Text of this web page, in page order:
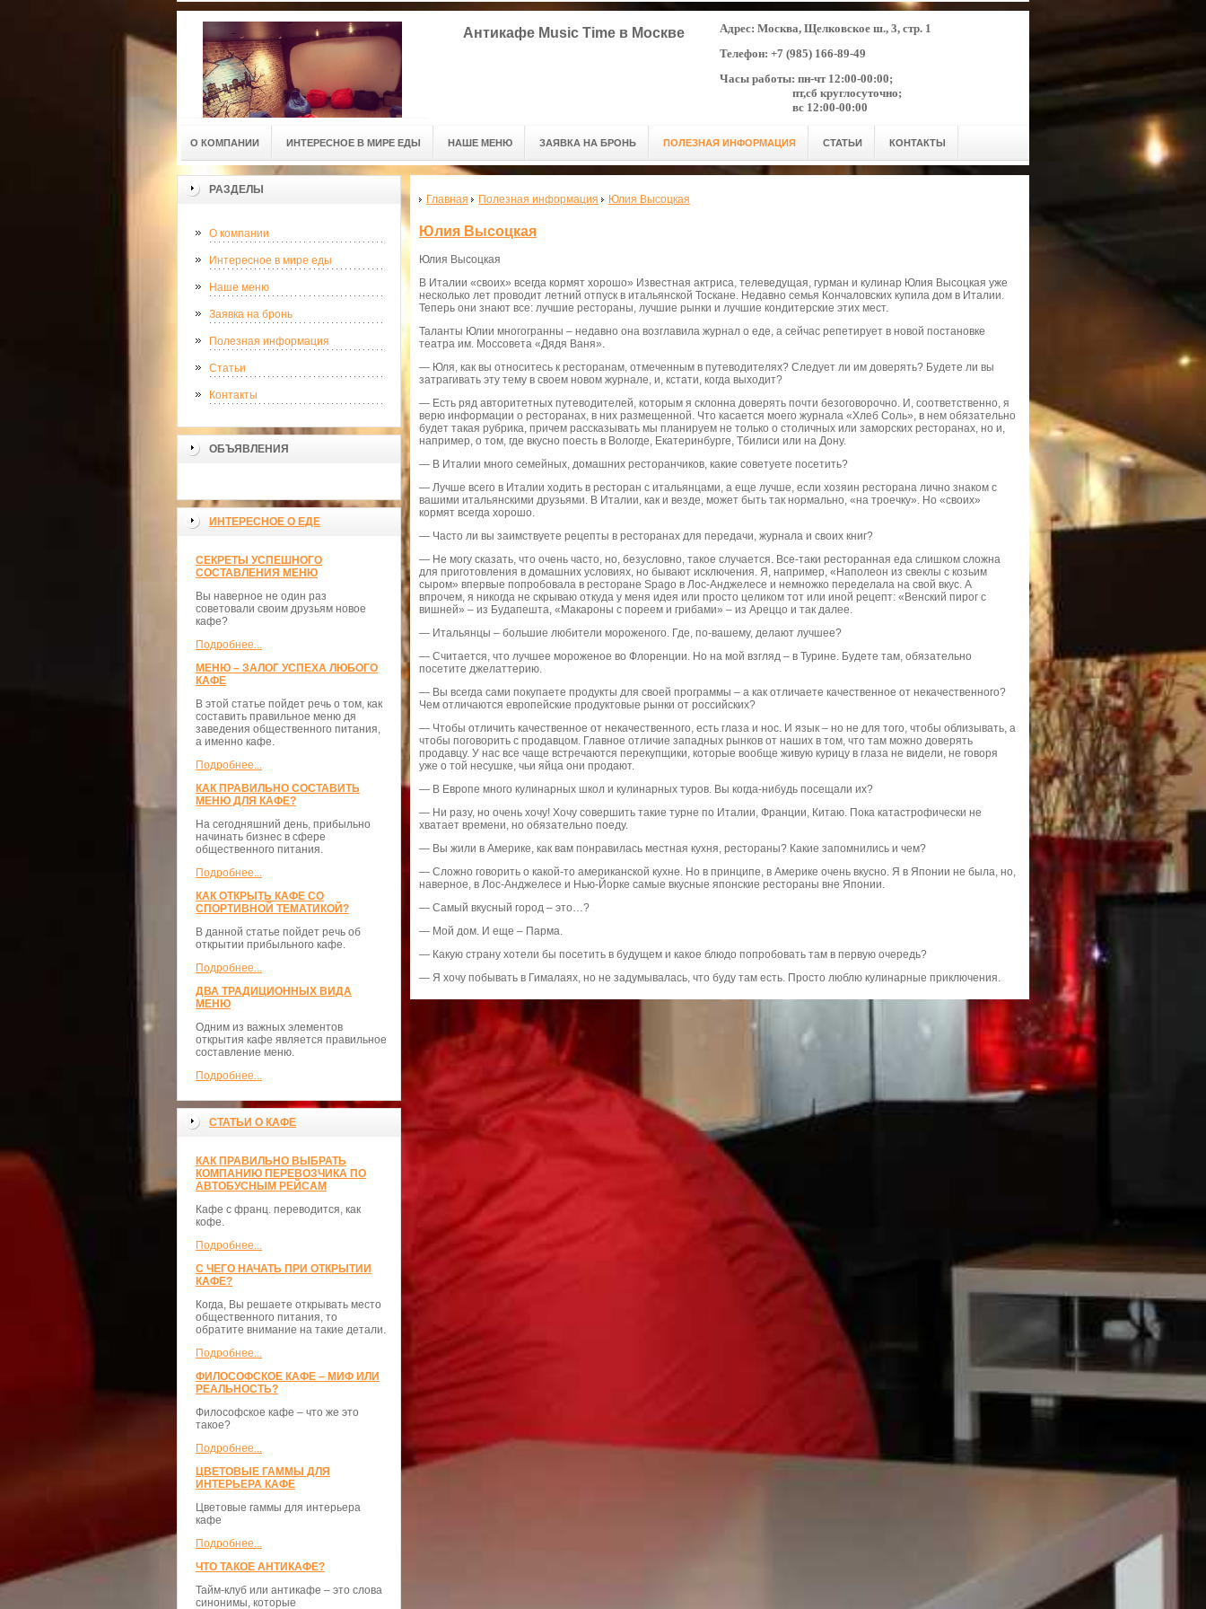
Антикафе Music Time в Москве
Адрес: Москва, Щелковское ш., 3, стр. 1
Телефон: +7 (985) 166-89-49
Часы работы: пн-чт 12:00-00:00;
пт,сб круглосуточно;
вс 12:00-00:00
О КОМПАНИИ ИНТЕРЕСНОЕ В МИРЕ ЕДЫ НАШЕ МЕНЮ ЗАЯВКА НА БРОНЬ ПОЛЕЗНАЯ ИНФОРМАЦИЯ СТАТЬИ КОНТАКТЫ
РАЗДЕЛЫ
О компании
Интересное в мире еды
Наше меню
Заявка на бронь
Полезная информация
Статьи
Контакты
ОБЪЯВЛЕНИЯ
ИНТЕРЕСНОЕ О ЕДЕ
СЕКРЕТЫ УСПЕШНОГО
СОСТАВЛЕНИЯ МЕНЮ
Вы наверное не один раз
советовали своим друзьям новое
кафе?
Подробнее...
МЕНЮ – ЗАЛОГ УСПЕХА ЛЮБОГО
КАФЕ
В этой статье пойдет речь о том, как
составить правильное меню дя
заведения общественного питания,
а именно кафе.
Подробнее...
КАК ПРАВИЛЬНО СОСТАВИТЬ
МЕНЮ ДЛЯ КАФЕ?
На сегодняшний день, прибыльно
начинать бизнес в сфере
общественного питания.
Подробнее...
КАК ОТКРЫТЬ КАФЕ СО
СПОРТИВНОЙ ТЕМАТИКОЙ?
В данной статье пойдет речь об
открытии прибыльного кафе.
Подробнее...
ДВА ТРАДИЦИОННЫХ ВИДА
МЕНЮ
Одним из важных элементов
открытия кафе является правильное
составление меню.
Подробнее...
СТАТЬИ О КАФЕ
КАК ПРАВИЛЬНО ВЫБРАТЬ
КОМПАНИЮ ПЕРЕВОЗЧИКА ПО
АВТОБУСНЫМ РЕЙСАМ
Кафе с франц. переводится, как
кофе.
Подробнее...
С ЧЕГО НАЧАТЬ ПРИ ОТКРЫТИИ
КАФЕ?
Когда, Вы решаете открывать место
общественного питания, то
обратите внимание на такие детали.
Подробнее...
ФИЛОСОФСКОЕ КАФЕ – МИФ ИЛИ
РЕАЛЬНОСТЬ?
Философское кафе – что же это
такое?
Подробнее...
ЦВЕТОВЫЕ ГАММЫ ДЛЯ
ИНТЕРЬЕРА КАФЕ
Цветовые гаммы для интерьера
кафе
Подробнее...
ЧТО ТАКОЕ АНТИКАФЕ?
Тайм-клуб или антикафе – это слова
синонимы, которые
Главная Полезная информация Юлия Высоцкая
Юлия Высоцкая
Юлия Высоцкая
В Италии «своих» всегда кормят хорошо» Известная актриса, телеведущая, гурман и кулинар Юлия Высоцкая уже
несколько лет проводит летний отпуск в итальянской Тоскане. Недавно семья Кончаловских купила дом в Италии.
Теперь они знают все: лучшие рестораны, лучшие рынки и лучшие кондитерские этих мест.
Таланты Юлии многогранны – недавно она возглавила журнал о еде, а сейчас репетирует в новой постановке
театра им. Моссовета «Дядя Ваня».
— Юля, как вы относитесь к ресторанам, отмеченным в путеводителях? Следует ли им доверять? Будете ли вы
затрагивать эту тему в своем новом журнале, и, кстати, когда выходит?
— Есть ряд авторитетных путеводителей, которым я склонна доверять почти безоговорочно. И, соответственно, я
верю информации о ресторанах, в них размещенной. Что касается моего журнала «Хлеб Соль», в нем обязательно
будет такая рубрика, причем рассказывать мы планируем не только о столичных или заморских ресторанах, но и,
например, о том, где вкусно поесть в Вологде, Екатеринбурге, Тбилиси или на Дону.
— В Италии много семейных, домашних ресторанчиков, какие советуете посетить?
— Лучше всего в Италии ходить в ресторан с итальянцами, а еще лучше, если хозяин ресторана лично знаком с
вашими итальянскими друзьями. В Италии, как и везде, может быть так нормально, «на троечку». Но «своих»
кормят всегда хорошо.
— Часто ли вы заимствуете рецепты в ресторанах для передачи, журнала и своих книг?
— Не могу сказать, что очень часто, но, безусловно, такое случается. Все-таки ресторанная еда слишком сложна
для приготовления в домашних условиях, но бывают исключения. Я, например, «Наполеон из свеклы с козьим
сыром» впервые попробовала в ресторане Spago в Лос-Анджелесе и немножко переделала на свой вкус. А
впрочем, я никогда не скрываю откуда у меня идея или просто целиком тот или иной рецепт: «Венский пирог с
вишней» – из Будапешта, «Макароны с пореем и грибами» – из Ареццо и так далее.
— Итальянцы – большие любители мороженого. Где, по-вашему, делают лучшее?
— Считается, что лучшее мороженое во Флоренции. Но на мой взгляд – в Турине. Будете там, обязательно
посетите джелаттерию.
— Вы всегда сами покупаете продукты для своей программы – а как отличаете качественное от некачественного?
Чем отличаются европейские продуктовые рынки от российских?
— Чтобы отличить качественное от некачественного, есть глаза и нос. И язык – но не для того, чтобы облизывать, а
чтобы поговорить с продавцом. Главное отличие западных рынков от наших в том, что там можно доверять
продавцу. У нас все чаще встречаются перекупщики, которые вообще живую курицу в глаза не видели, не говоря
уже о той несушке, чьи яйца они продают.
— В Европе много кулинарных школ и кулинарных туров. Вы когда-нибудь посещали их?
— Ни разу, но очень хочу! Хочу совершить такие турне по Италии, Франции, Китаю. Пока катастрофически не
хватает времени, но обязательно поеду.
— Вы жили в Америке, как вам понравилась местная кухня, рестораны? Какие запомнились и чем?
— Сложно говорить о какой-то американской кухне. Но в принципе, в Америке очень вкусно. Я в Японии не была, но,
наверное, в Лос-Анджелесе и Нью-Йорке самые вкусные японские рестораны вне Японии.
— Самый вкусный город – это…?
— Мой дом. И еще – Парма.
— Какую страну хотели бы посетить в будущем и какое блюдо попробовать там в первую очередь?
— Я хочу побывать в Гималаях, но не задумывалась, что буду там есть. Просто люблю кулинарные приключения.